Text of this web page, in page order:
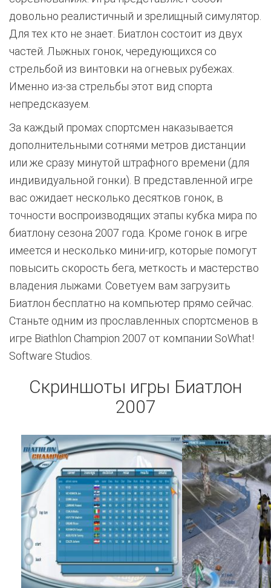
довольно реалистичный и зрелищный симулятор.
Для тех кто не знает. Биатлон состоит из двух
частей. Лыжных гонок, чередующихся со
стрельбой из винтовки на огневых рубежах.
Именно из-за стрельбы этот вид спорта
непредсказуем.
За каждый промах спортсмен наказывается
дополнительными сотнями метров дистанции
или же сразу минутой штрафного времени (для
индивидуальной гонки). В представленной игре
вас ожидает несколько десятков гонок, в
точности воспроизводящих этапы кубка мира по
биатлону сезона 2007 года. Кроме гонок в игре
имеется и несколько мини-игр, которые помогут
повысить скорость бега, меткость и мастерство
владения лыжами. Советуем вам загрузить
Биатлон бесплатно на компьютер прямо сейчас.
Станьте одним из прославленных спортсменов в
игре Biathlon Champion 2007 от компании SoWhat!
Software Studios.
Скриншоты игры Биатлон
2007